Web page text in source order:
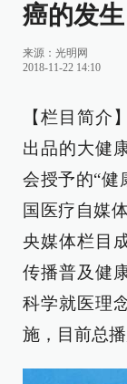
癌的发生
来源：光明网
2018-11-22 14:10
【栏目简介
出品的大健
会授予的“健
国医疗自媒
央媒体栏目
传播普及健
科学就医理
施，目前总播